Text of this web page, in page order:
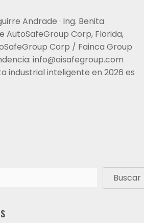
Andrade · Ing. Benita
AutoSafeGroup Corp, Florida,
Corp / Fainca Group
info@aisafegroup.com
industrial inteligente en 2026 es
Buscar